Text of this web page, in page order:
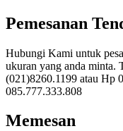
Pemesanan
Hubungi Kami untuk
ukuran yang anda minta.
(021)8260.1199 atau Hp
085.777.333.808
Memesan